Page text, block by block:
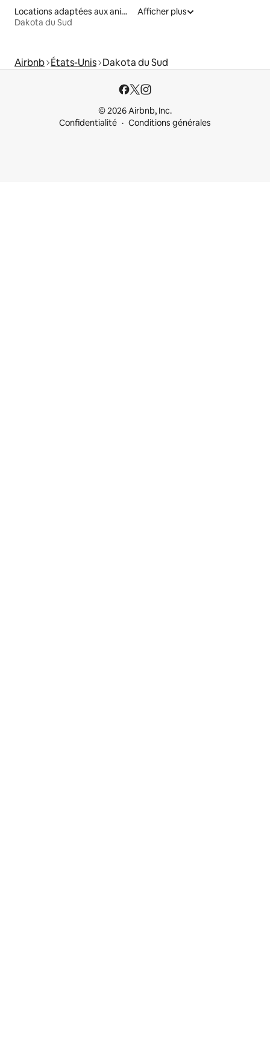
Locations adaptées aux animaux
Dakota du Sud
Afficher plus
Airbnb États-Unis Dakota du Sud
© 2026 Airbnb, Inc.
Confidentialité
Conditions générales